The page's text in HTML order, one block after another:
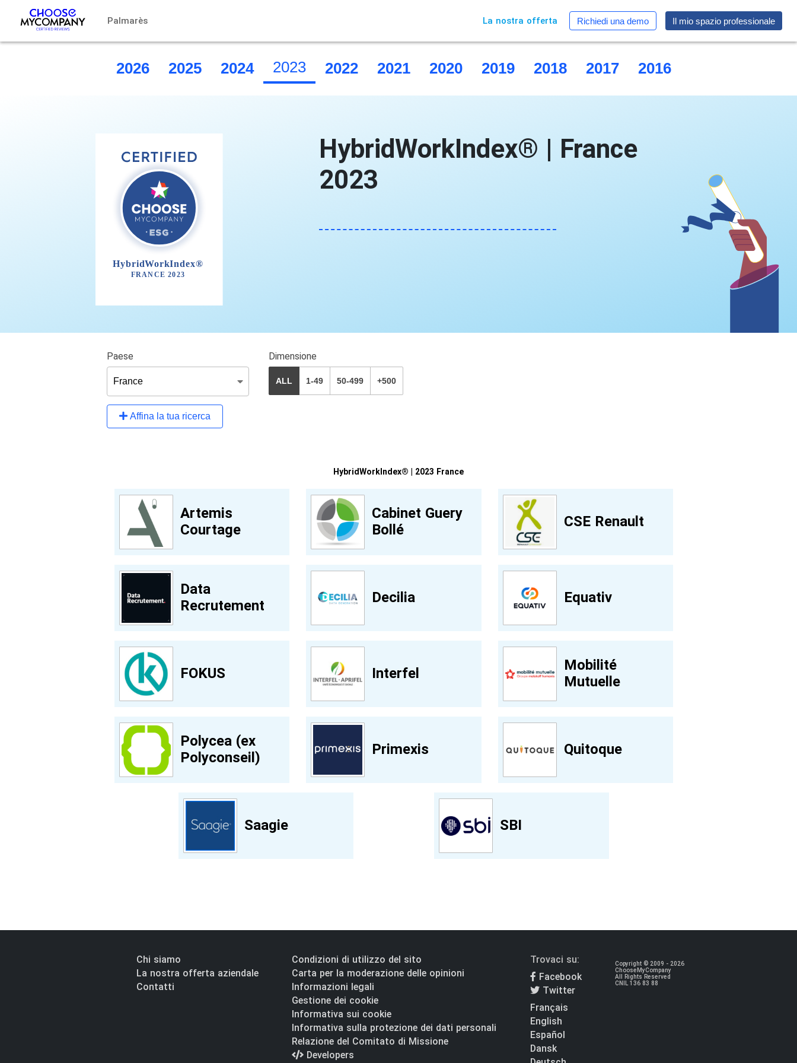
Palmarès La nostra offerta Richiedi una demo Il mio spazio professionale
2026 2025 2024 2023 2022 2021 2020 2019 2018 2017 2016
HybridWorkIndex® | France
2023
Paese Dimensione
ALL 1-49 50-499 +500
Affina la tua ricerca
HybridWorkIndex® | 2023 France
Artemis
Courtage
Cabinet Guery
Bollé
CSE Renault
Data
Recrutement
Decilia Equativ
FOKUS Interfel
Mobilité
Mutuelle
Polycea (ex
Polyconseil)
Primexis Quitoque
Saagie SBI
Chi siamo
La nostra offerta aziendale
Contatti
Condizioni di utilizzo del sito
Carta per la moderazione delle opinioni
Informazioni legali
Gestione dei cookie
Informativa sui cookie
Informativa sulla protezione dei dati personali
Relazione del Comitato di Missione
Developers
Trovaci su:
Facebook
Twitter
Français
English
Español
Dansk
Copyright © 2009 - 2026
ChooseMyCompany
All Rights Reserved
CNIL 136 83 88